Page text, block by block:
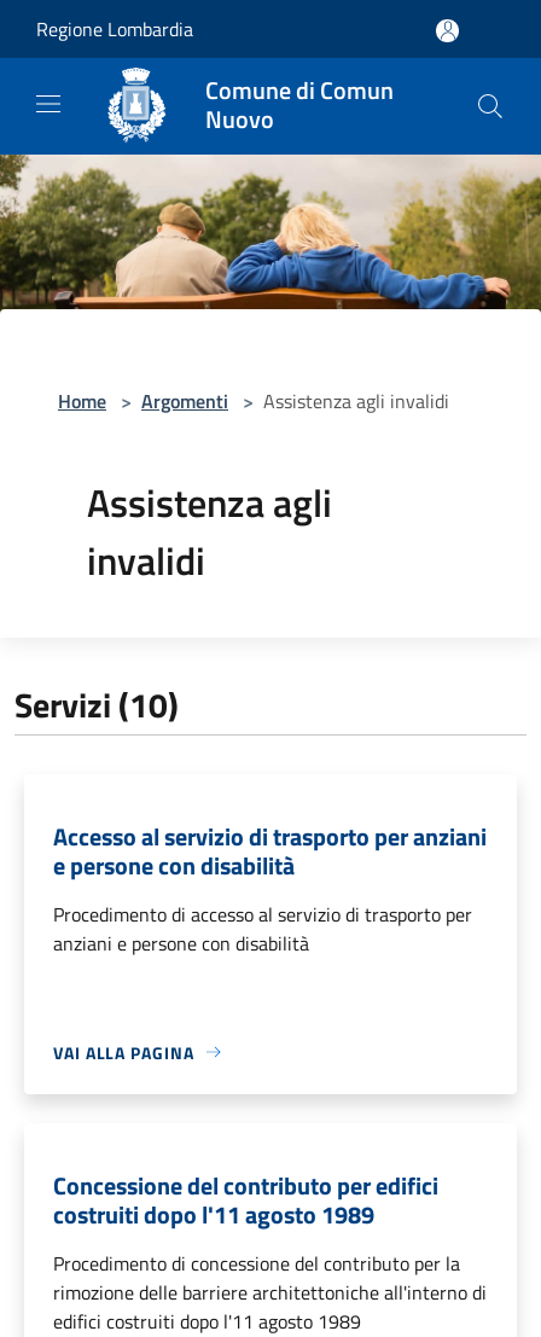
Regione Lombardia
Comune di Comun
Nuovo
Home > Argomenti > Assistenza agli invalidi
Assistenza agli
invalidi
Servizi (10)
Accesso al servizio di trasporto per anziani
e persone con disabilità
Procedimento di accesso al servizio di trasporto per
anziani e persone con disabilità
VAI ALLA PAGINA
Concessione del contributo per edifici
costruiti dopo l'11 agosto 1989
Procedimento di concessione del contributo per la
rimozione delle barriere architettoniche all'interno di
edifici costruiti dopo l'11 agosto 1989